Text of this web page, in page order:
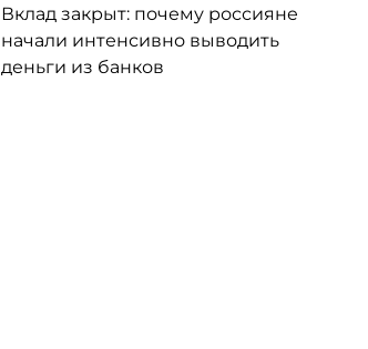
Вклад закрыт: почему россияне
начали интенсивно выводить
деньги из банков